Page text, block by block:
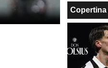
Copertina